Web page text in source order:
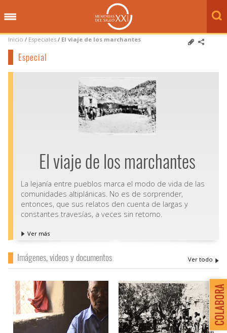
Inicio / Especiales / El viaje de los marchantes
Especial
El viaje de los marchantes
La lejanía entre pueblos marca el modo de vida de las
comunidades altiplánicas. No es de sorprender,
entonces, que sus relatos den cuenta de largas y
constantes travesías, a veces sin retorno.
Ver más
Imágenes, videos y documentos